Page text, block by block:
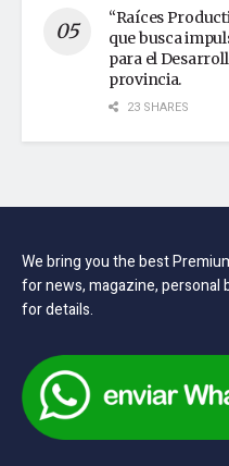
“Raíces
que busca
para el
provincia.
23 SHARES
We bring you the best
for news, magazine, personal
for details.